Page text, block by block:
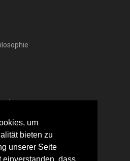
um
bieten zu
unserer Seite